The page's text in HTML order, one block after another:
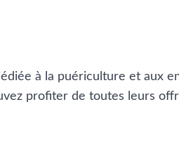
à la puériculture et aux
profiter de toutes leurs